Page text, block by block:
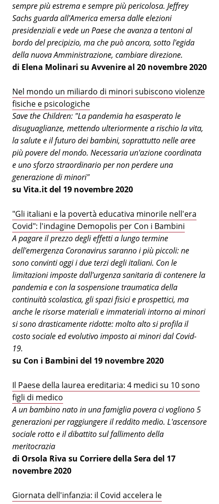
sempre più estrema e sempre più pericolosa. Jeffrey
Sachs guarda all'America emersa dalle elezioni
presidenziali e vede un Paese che avanza a tentoni al
bordo del precipizio, ma che può ancora, sotto l'egida
della nuova Amministrazione, cambiare direzione.
di Elena Molinari su Avvenire al 20 novembre 2020
Nel mondo un miliardo di minori subiscono violenze
fisiche e psicologiche
Save the Children: "La pandemia ha esasperato le
disuguaglianze, mettendo ulteriormente a rischio la vita,
la salute e il futuro dei bambini, soprattutto nelle aree
più povere del mondo. Necessaria un'azione coordinata
e uno sforzo straordinario per non perdere una
generazione di minori"
su Vita.it del 19 novembre 2020
"Gli italiani e la povertà educativa minorile nell'era
Covid": l'indagine Demopolis per Con i Bambini
A pagare il prezzo degli effetti a lungo termine
dell'emergenza Coronavirus saranno i più piccoli: ne
sono convinti oggi i due terzi degli italiani. Con le
limitazioni imposte dall'urgenza sanitaria di contenere la
pandemia e con la sospensione traumatica della
continuità scolastica, gli spazi fisici e prospettici, ma
anche le risorse materiali e immateriali intorno ai minori
si sono drasticamente ridotte: molto alto si profila il
costo sociale ed evolutivo imposto ai minori dal Covid-
19.
su Con i Bambini del 19 novembre 2020
Il Paese della laurea ereditaria: 4 medici su 10 sono
figli di medico
A un bambino nato in una famiglia povera ci vogliono 5
generazioni per raggiungere il reddito medio. L'ascensore
sociale rotto e il dibattito sul fallimento della
meritocrazia
di Orsola Riva su Corriere della Sera del 17
novembre 2020
Giornata dell'infanzia: il Covid accelera le